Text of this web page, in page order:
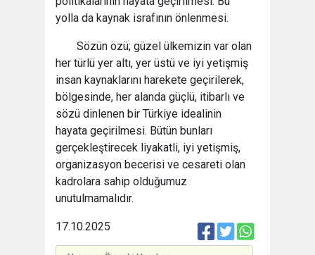
yolla da kaynak israfının önlenmesi.
Sözün özü; güzel ülkemizin var olan
her türlü yer altı, yer üstü ve iyi yetişmiş
insan kaynaklarını harekete geçirilerek,
bölgesinde, her alanda güçlü, itibarlı ve
sözü dinlenen bir Türkiye idealinin
hayata geçirilmesi. Bütün bunları
gerçekleştirecek liyakatli, iyi yetişmiş,
organizasyon becerisi ve cesareti olan
kadrolara sahip olduğumuz
unutulmamalıdır.
17.10.2025